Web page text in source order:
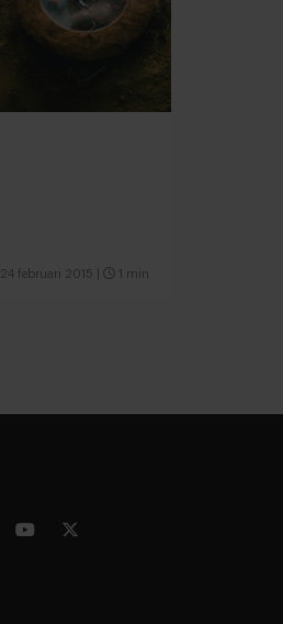
24 februari 2015 1 min